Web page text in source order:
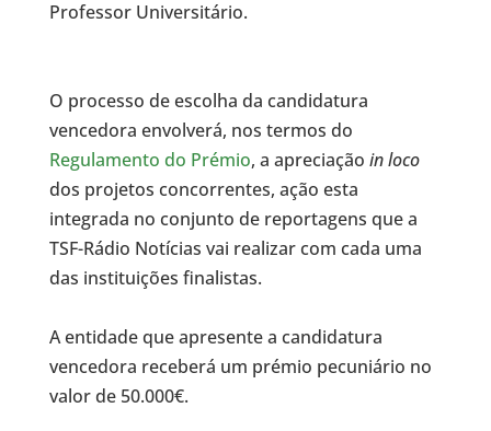
Professor Universitário.
O processo de escolha da candidatura
vencedora envolverá, nos termos do
Regulamento do Prémio, a apreciação in loco
dos projetos concorrentes, ação esta
integrada no conjunto de reportagens que a
TSF-Rádio Notícias vai realizar com cada uma
das instituições finalistas.
A entidade que apresente a candidatura
vencedora receberá um prémio pecuniário no
valor de 50.000€.